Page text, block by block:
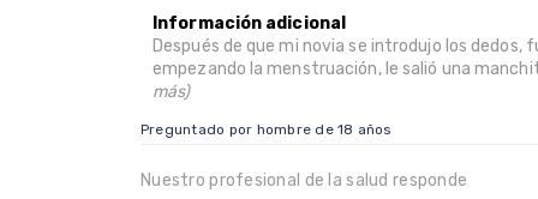
Información adicional
Después de que mi novia se introdujo los dedos,
empezando la menstruación, le salió una
más)
Preguntado por hombre de 18 años
Nuestro profesional de la salud responde